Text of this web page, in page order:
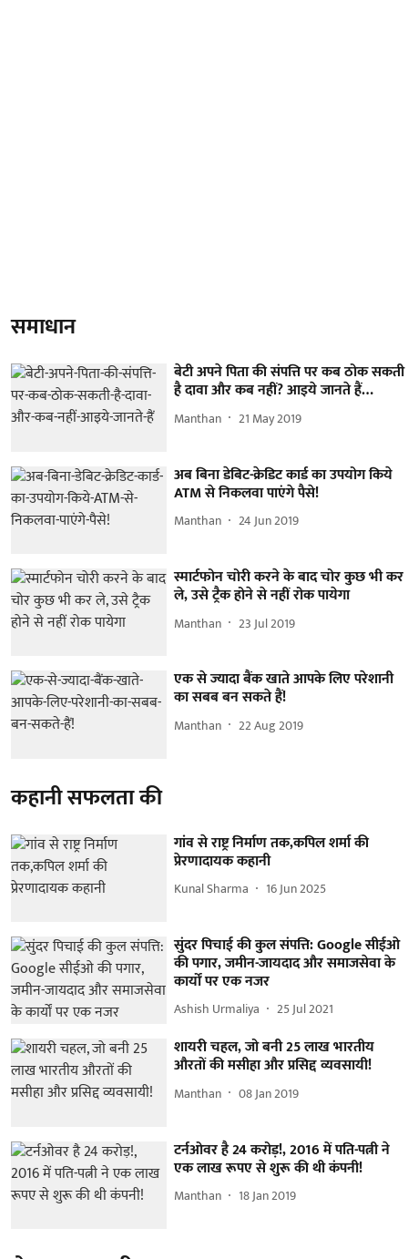
समाधान
बेटी अपने पिता की संपत्ति पर कब ठोक सकती
है दावा और कब नहीं? आइये जानते हैं…
Manthan 21 May 2019
अब बिना डेबिट-क्रेडिट कार्ड का उपयोग किये
ATM से निकलवा पाएंगे पैसे!
Manthan 24 Jun 2019
स्मार्टफोन चोरी करने के बाद चोर कुछ भी कर
ले, उसे ट्रैक होने से नहीं रोक पायेगा
Manthan 23 Jul 2019
एक से ज्यादा बैंक खाते आपके लिए परेशानी
का सबब बन सकते हैं!
Manthan 22 Aug 2019
कहानी सफलता की
गांव से राष्ट्र निर्माण तक,कपिल शर्मा की
प्रेरणादायक कहानी
Kunal Sharma 16 Jun 2025
सुंदर पिचाई की कुल संपत्ति: Google सीईओ
की पगार, जमीन-जायदाद और समाजसेवा के
कार्यों पर एक नजर
Ashish Urmaliya 25 Jul 2021
शायरी चहल, जो बनी 25 लाख भारतीय
औरतों की मसीहा और प्रसिद्द व्यवसायी!
Manthan 08 Jan 2019
टर्नओवर है 24 करोड़!, 2016 में पति-पत्नी ने
एक लाख रूपए से शुरू की थी कंपनी!
Manthan 18 Jan 2019